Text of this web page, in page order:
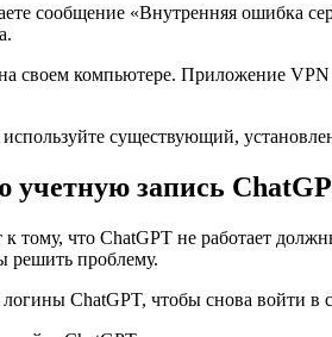
сообщение «Внутренняя ошибка
своем компьютере. Приложение
существующий,
учетную запись
тому, что ChatGPT не работает
решить проблему.
ChatGPT, чтобы снова войти